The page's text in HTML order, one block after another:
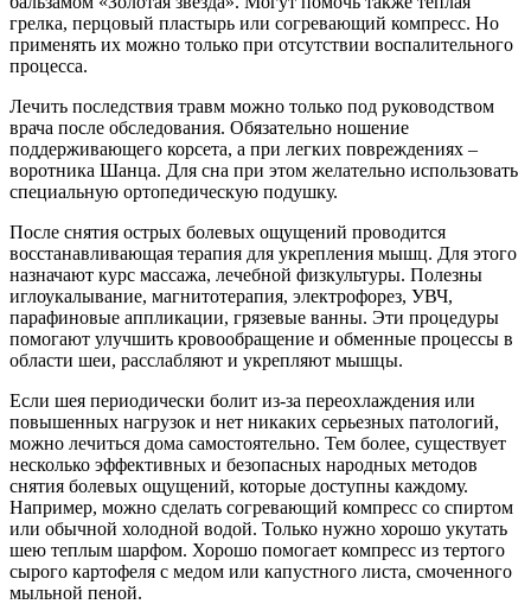
грелка, перцовый пластырь или согревающий компресс. Но
применять их можно только при отсутствии воспалительного
процесса.
Лечить последствия травм можно только под руководством
врача после обследования. Обязательно ношение
поддерживающего корсета, а при легких повреждениях –
воротника Шанца. Для сна при этом желательно использовать
специальную ортопедическую подушку.
После снятия острых болевых ощущений проводится
восстанавливающая терапия для укрепления мышц. Для этого
назначают курс массажа, лечебной физкультуры. Полезны
иглоукалывание, магнитотерапия, электрофорез, УВЧ,
парафиновые аппликации, грязевые ванны. Эти процедуры
помогают улучшить кровообращение и обменные процессы в
области шеи, расслабляют и укрепляют мышцы.
Если шея периодически болит из-за переохлаждения или
повышенных нагрузок и нет никаких серьезных патологий,
можно лечиться дома самостоятельно. Тем более, существует
несколько эффективных и безопасных народных методов
снятия болевых ощущений, которые доступны каждому.
Например, можно сделать согревающий компресс со спиртом
или обычной холодной водой. Только нужно хорошо укутать
шею теплым шарфом. Хорошо помогает компресс из тертого
сырого картофеля с медом или капустного листа, смоченного
мыльной пеной.